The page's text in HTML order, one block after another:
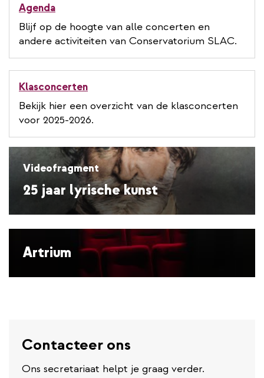
Agenda
Blijf op de hoogte van alle concerten en
andere activiteiten van Conservatorium SLAC.
Klasconcerten
Bekijk hier een overzicht van de klasconcerten
voor 2025-2026.
Videofragment
25 jaar lyrische kunst
Artrium
Contacteer ons
Ons secretariaat helpt je graag verder.